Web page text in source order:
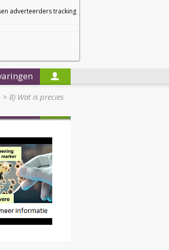
adverteerders tracking
a
a
Nieuwsbrief
> 8) Wat is precies